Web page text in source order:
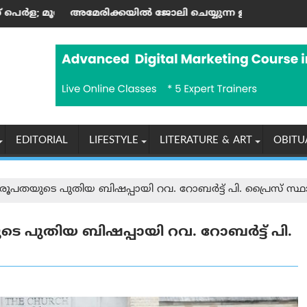
ഗൾഫ് മണ്ണിലും അംഗീകാരം
ചെയ്യുന്ന ഇന്ത്യക്കാർക്ക് എച്ച്-1ബി വിസ നിയമങ്ങളിലെ
ആരോഗ്യ, പൈതൃക
EDITORIAL LIFESTYLE LITERATURE & ART
പുതിയ ബിഷപ്പായി റവ. റോബർട്ട് പി. പ്രൈസ്
ബിഷപ്പായി റവ. റോബർട്ട് പി.